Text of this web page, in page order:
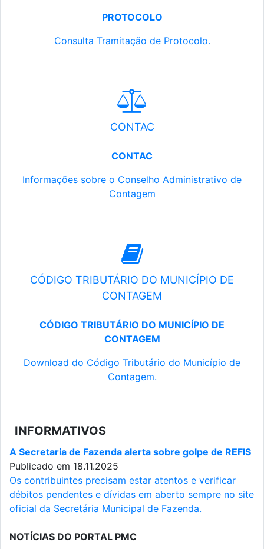
PROTOCOLO
Consulta Tramitação de Protocolo.
CONTAC
CONTAC
Informações sobre o Conselho Administrativo de
Contagem
CÓDIGO TRIBUTÁRIO DO MUNICÍPIO DE
CONTAGEM
CÓDIGO TRIBUTÁRIO DO MUNICÍPIO DE
CONTAGEM
Download do Código Tributário do Município de
Contagem.
INFORMATIVOS
A Secretaria de Fazenda alerta sobre golpe de REFIS
Publicado em 18.11.2025
Os contribuintes precisam estar atentos e verificar
débitos pendentes e dívidas em aberto sempre no site
oficial da Secretária Municipal de Fazenda.
NOTÍCIAS DO PORTAL PMC